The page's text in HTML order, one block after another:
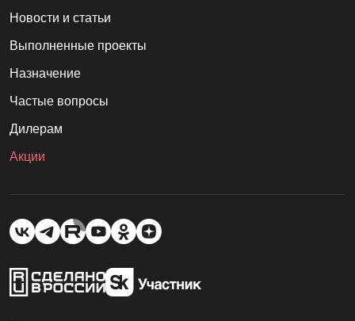
Новости и статьи
Выполненные проекты
Назначение
Частые вопросы
Дилерам
Акции